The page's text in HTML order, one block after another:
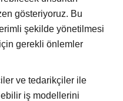
gösteriyoruz. Bu
şekilde yönetilmesi
gerekli önlemler
ve tedarikçiler ile
iş modellerini